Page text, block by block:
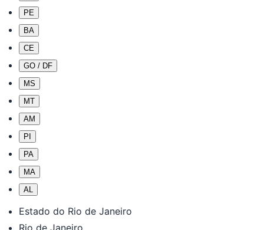
PE
BA
CE
GO / DF
MS
MT
AM
PI
PA
MA
AL
Estado do Rio de Janeiro
Rio de Janeiro